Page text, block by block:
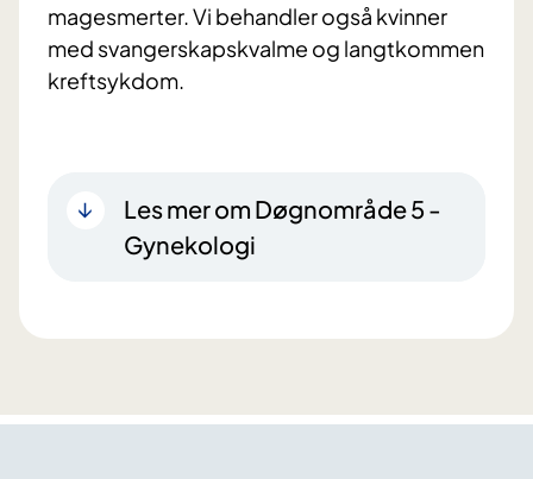
magesmerter. Vi behandler også kvinner
med svangerskapskvalme og langtkommen
kreftsykdom.
Les mer om Døgnområde 5 -
Gynekologi